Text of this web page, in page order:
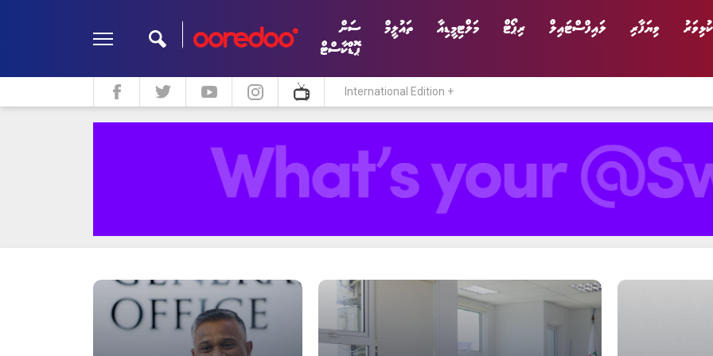
ކުޅިވަރު ވިޔަފާރި ލައިފްސްޓައިލް ރިޕޯޓް މަލްޓިމީޑިއާ ތައުލީމް
ސަން
ޕޮޑްކާސްޓް
ލައިފްސްޓައިލް ދީން ކޮލަމް މަލްޓިމީޑިއާ
International Edition +